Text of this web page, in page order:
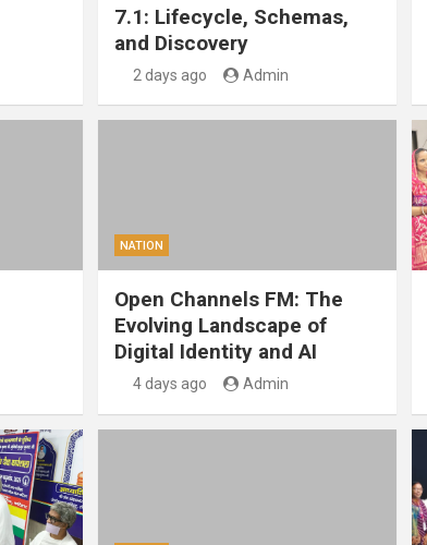
7.1: Lifecycle, Schemas,
and Discovery
2 days ago Admin
NATION
Open Channels FM: The
Evolving Landscape of
Digital Identity and AI
4 days ago Admin